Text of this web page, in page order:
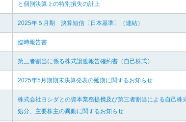
と個別決算上の特別損失の計上
2025年５月期 決算短信〔日本基準〕（連結）
臨時報告書
第三者割当に係る株式譲渡報告確約書（自己株式）
2025年5月期期末決算発表の延期に関するお知らせ
株式会社ヨシダとの資本業務提携及び第三者割当による自己株
処分、主要株主の異動に関するお知らせ